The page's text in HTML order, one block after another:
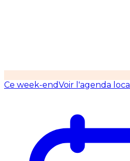
Ce week-endVoir l'agenda local